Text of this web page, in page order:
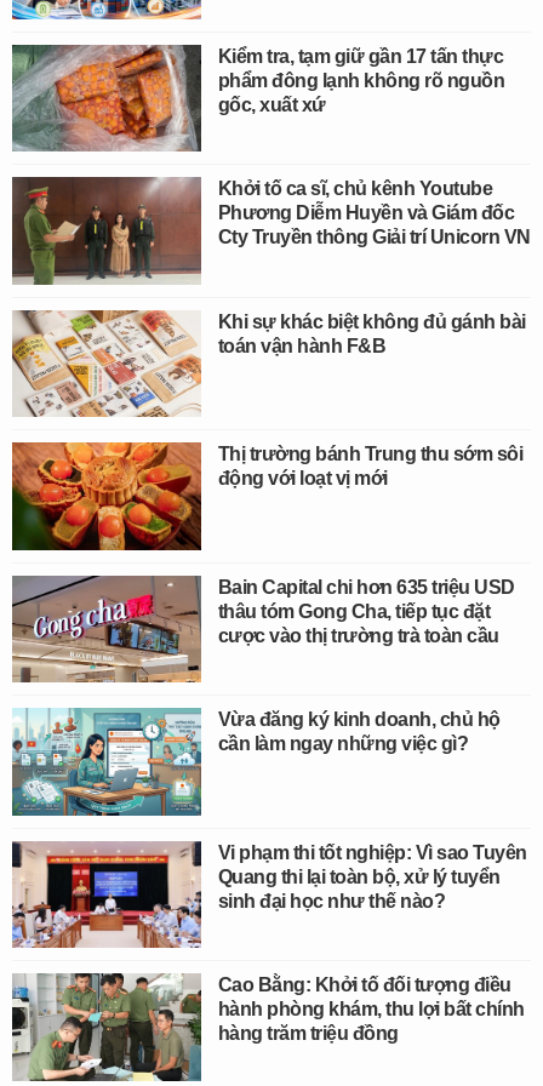
Kiểm tra, tạm giữ gần 17 tấn thực
phẩm đông lạnh không rõ nguồn
gốc, xuất xứ
Khởi tố ca sĩ, chủ kênh Youtube
Phương Diễm Huyền và Giám đốc
Cty Truyền thông Giải trí Unicorn VN
Khi sự khác biệt không đủ gánh bài
toán vận hành F&B
Thị trường bánh Trung thu sớm sôi
động với loạt vị mới
Bain Capital chi hơn 635 triệu USD
thâu tóm Gong Cha, tiếp tục đặt
cược vào thị trường trà toàn cầu
Vừa đăng ký kinh doanh, chủ hộ
cần làm ngay những việc gì?
Vi phạm thi tốt nghiệp: Vì sao Tuyên
Quang thi lại toàn bộ, xử lý tuyển
sinh đại học như thế nào?
Cao Bằng: Khởi tố đối tượng điều
hành phòng khám, thu lợi bất chính
hàng trăm triệu đồng